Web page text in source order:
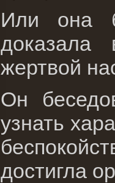
Или она
доказала
жертвой
Он
узнать
достигла